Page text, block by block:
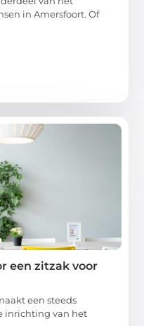
in Amersfoort. Of
een zitzak voor
een steeds
inrichting van het